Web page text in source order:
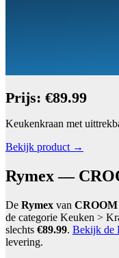
Prijs: €89.99
Keukenkraan met
Bekijk product →
Rymex —
De Rymex van
de categorie Keuken >
slechts €89.99. Bekijk de
levering.